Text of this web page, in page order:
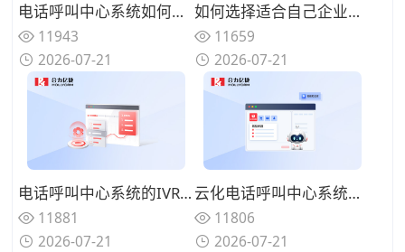
电话呼叫中心系统如何与在线渠道融合？全触点统一路由的协同方案
11943
2026-07-21
如何选择适合自己企业的电话呼叫中心系统？功能匹配与扩展性的权衡
11659
2026-07-21
电话呼叫中心系统的IVR设计有哪些技巧？告别迷宫式菜单的用户友好设计
11881
2026-07-21
云化电话呼叫中心系统有哪些优势？告别硬件束缚的灵活部署模式
11806
2026-07-21